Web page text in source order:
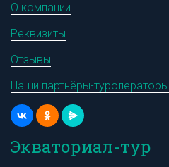
О компании
Реквизиты
Отзывы
Наши партнёры-туроператоры
Экваториал-тур